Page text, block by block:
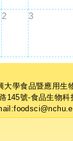
2 3
學食品暨應用生
145號-食品生物科